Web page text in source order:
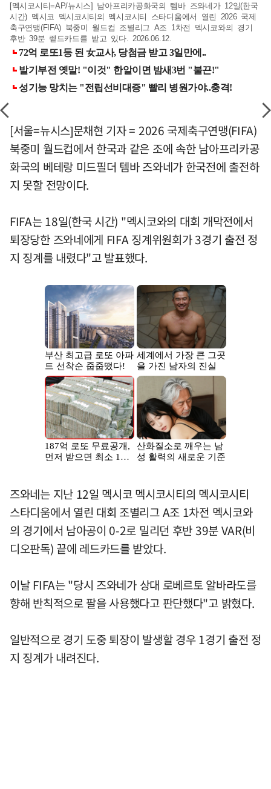
[멕시코시티=AP/뉴시스] 남아프리카공화국의 템바 즈와네가 12일(한국
시간) 멕시코 멕시코시티의 멕시코시티 스타디움에서 열린 2026 국제
축구연맹(FIFA) 북중미 월드컵 조별리그 A조 1차전 멕시코와의 경기
후반 39분 렡드카드를 받고 있다. 2026.06.12.
[서울=뉴시스]문채현 기자 = 2026 국제축구연맹(FIFA)
북중미 월드컵에서 한국과 같은 조에 속한 남아프리카공
화국의 베테랑 미드필더 템바 즈와네가 한국전에 출전하
지 못할 전망이다.
FIFA는 18일(한국 시간) "멕시코와의 대회 개막전에서
퇴장당한 즈와네에게 FIFA 징계위원회가 3경기 출전 정
지 징계를 내렸다"고 발표했다.
즈와네는 지난 12일 멕시코 멕시코시티의 멕시코시티
스타디움에서 열린 대회 조별리그 A조 1차전 멕시코와
의 경기에서 남아공이 0-2로 밀리던 후반 39분 VAR(비
디오판독) 끝에 레드카드를 받았다.
이날 FIFA는 "당시 즈와네가 상대 로베르토 알바라도를
향해 반칙적으로 팔을 사용했다고 판단했다"고 밝혔다.
일반적으로 경기 도중 퇴장이 발생할 경우 1경기 출전 정
지 징계가 내려진다.